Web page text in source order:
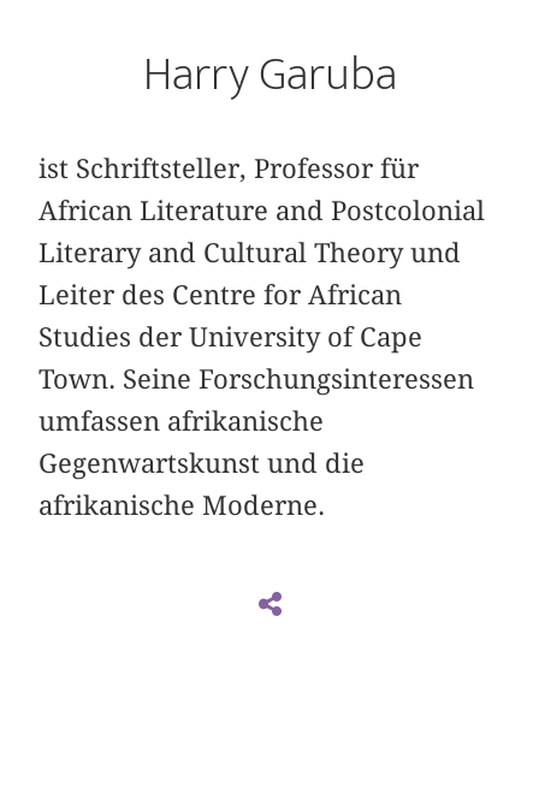
Harry Garuba
ist Schriftsteller, Professor für
African Literature and Postcolonial
Literary and Cultural Theory und
Leiter des Centre for African
Studies der University of Cape
Town. Seine Forschungsinteressen
umfassen afrikanische
Gegenwartskunst und die
afrikanische Moderne.